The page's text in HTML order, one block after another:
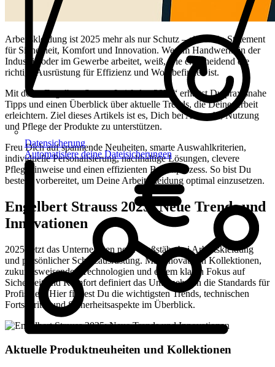
Datensicherung
Automatisiere deine Dateisicherungen
Arbeitskleidung ist 2025 mehr als nur Schutz – sie ist ein Statement
für Sicherheit, Komfort und Innovation. Wer im Handwerk, in der
Industrie oder im Gewerbe arbeitet, weiß, wie entscheidend die
richtige Ausrüstung für Effizienz und Wohlbefinden ist.
Mit dem „Engelbert Strauss Leitfaden 2025“ erhältst Du praxisnahe
Tipps und einen Überblick über aktuelle Trends, die Deine Arbeit
erleichtern. Ziel dieses Artikels ist es, Dich bei Auswahl, Nutzung
und Pflege der Produkte zu unterstützen.
Freu Dich auf spannende Neuheiten, smarte Auswahlkriterien,
individuelle Personalisierung, nachhaltige Lösungen, clevere
Pflegehinweise und einen effizienten Bestellprozess. So bist Du
bestens vorbereitet, um Deine Arbeitskleidung optimal einzusetzen.
Engelbert Strauss 2025: Neue Trends und
Innovationen
2025 setzt das Unternehmen neue Maßstäbe bei Arbeitskleidung
und persönlicher Schutzausrüstung. Mit innovativen Kollektionen,
zukunftsweisenden Technologien und einem klaren Fokus auf
Sicherheit und Komfort definiert das Unternehmen die Standards für
Profis neu. Hier findest Du die wichtigsten Trends, technischen
Fortschritte und Sicherheitsaspekte im Überblick.
Aktuelle Produktneuheiten und Kollektionen